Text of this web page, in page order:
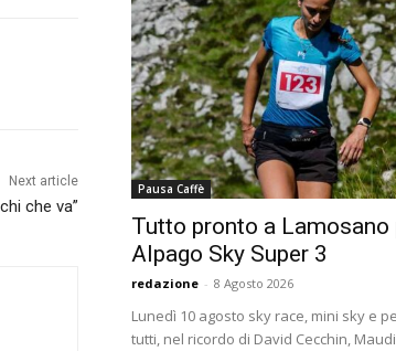
Next article
che va”
Pausa Caffè
Tutto pronto a Lamosano
Alpago Sky Super 3
redazione - 8 Agosto 2026
Lunedì 10 agosto sky race, mini sky e
tutti, nel ricordo di David Cecchin,